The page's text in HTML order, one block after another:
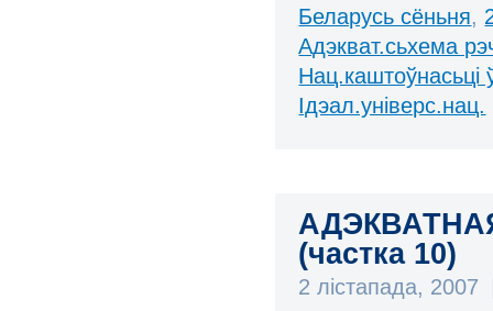
Беларусь сёньня,
Адэкват.сьхема
Нац.каштоўнасьці
Ідэал.універс.нац.
(частка 10)
2 лістапада, 2007